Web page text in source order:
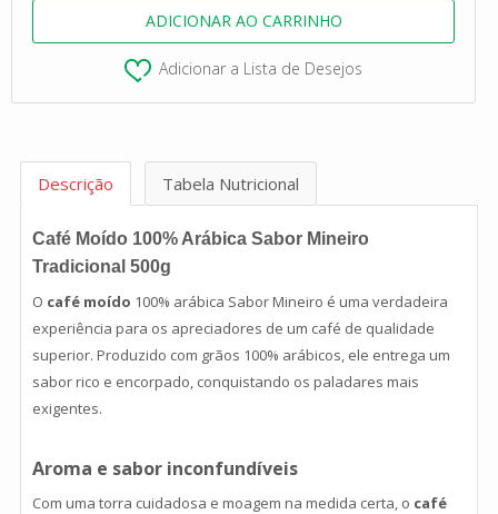
Adicionar a Lista de Desejos
Descrição Tabela Nutricional
Café Moído 100% Arábica Sabor Mineiro
Tradicional 500g
O café moído 100% arábica Sabor Mineiro é uma verdadeira
experiência para os apreciadores de um café de qualidade
superior. Produzido com grãos 100% arábicos, ele entrega um
sabor rico e encorpado, conquistando os paladares mais
exigentes.
Aroma e sabor inconfundíveis
Com uma torra cuidadosa e moagem na medida certa, o café